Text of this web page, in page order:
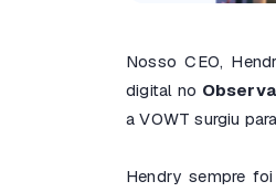
Nosso CEO,
digital no
a VOWT surgiu
Hendry sempre